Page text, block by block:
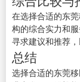
在选择合适的东
构的综合实力和
寻求建议和推荐
总结
选择合适的东莞